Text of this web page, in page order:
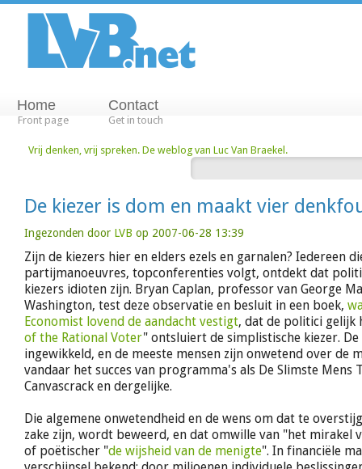
Home
Front page
Contact
Get in touch
Vrij denken, vrij spreken. De weblog van Luc Van Braekel.
De kiezer is dom en maakt vier
Ingezonden door LVB op 2007-06-28 13:39
Zijn de kiezers hier en elders ezels en garnalen? Iedereen
partijmanoeuvres, topconferenties volgt, ontdekt dat
kiezers idioten zijn. Bryan Caplan, professor van George
Washington, test deze observatie en besluit in een boek,
Economist lovend de aandacht vestigt, dat de politici gelijk
of the Rational Voter" ontsluiert de simplistische kiezer.
ingewikkeld, en de meeste mensen zijn onwetend over de
vandaar het succes van programma's als De Slimste Mens
Canvascrack en dergelijke.
Die algemene onwetendheid en de wens om dat te
zake zijn, wordt beweerd, en dat omwille van "het mirakel
of poëtischer "de wijsheid van de menigte". In financiële